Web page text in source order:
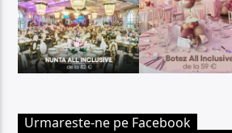
Urmareste-ne pe Facebook